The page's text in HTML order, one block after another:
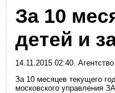
За 10
детей и
14.11.2015 02:40.
За 10 месяцев текущего
московского управления